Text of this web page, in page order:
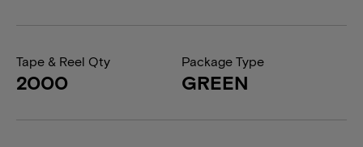
Tape & Reel Qty
2000
Package Type
GREEN